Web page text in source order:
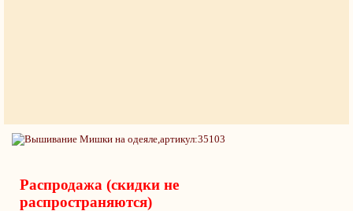
Распродажа (скидки не
распространяются)